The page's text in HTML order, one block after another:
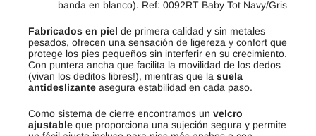
banda en blanco). Ref: 0092RT Baby Tot Navy/Gris
Fabricados en piel de primera calidad y sin metales
pesados, ofrecen una sensación de ligereza y confort que
protege los pies pequeños sin interferir en su crecimiento.
Con puntera ancha que facilita la movilidad de los dedos
(vivan los deditos libres!), mientras que la suela
antideslizante asegura estabilidad en cada paso.
Como sistema de cierre encontramos un velcro
ajustable que proporciona una sujeción segura y permite